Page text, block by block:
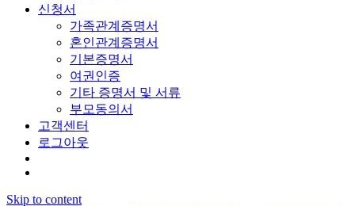
신청서
가족관계증명서
혼인관계증명서
기본증명서
여권인증
기타 증명서 및 서류
부모동의서
고객센터
로그아웃
Skip to content